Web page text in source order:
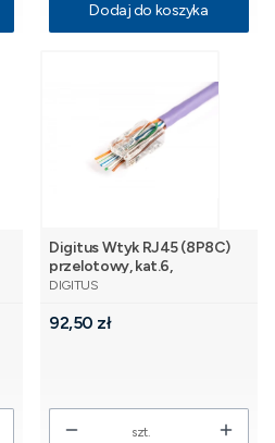
Dodaj do koszyka
Digitus Wtyk RJ45 (8P8C)
przelotowy, kat.6,
nieekranowany, AWG 26-24,
PRODUCENT
DIGITUS
Cena
92,50 zł
szt.